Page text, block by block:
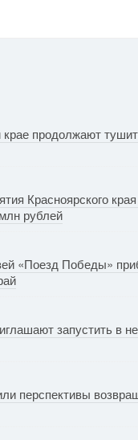
продолжают
Красноярского
рублей
«Поезд Победы»
запустить в
перспективы